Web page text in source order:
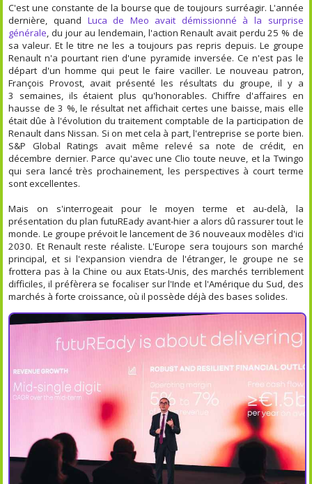
C'est une constante de la bourse que de toujours surréagir. L'année
dernière, quand Luca de Meo avait démissionné à la surprise
générale, du jour au lendemain, l'action Renault avait perdu 25 % de
sa valeur. Et le titre ne les a toujours pas repris depuis. Le groupe
Renault n'a pourtant rien d'une pyramide inversée. Ce n'est pas le
départ d'un homme qui peut le faire vaciller. Le nouveau patron,
François Provost, avait présenté les résultats du groupe, il y a
3 semaines, ils étaient plus qu'honorables. Chiffre d'affaires en
hausse de 3 %, le résultat net affichait certes une baisse, mais elle
était dûe à l'évolution du traitement comptable de la participation de
Renault dans Nissan. Si on met cela à part, l'entreprise se porte bien.
S&P Global Ratings avait même relevé sa note de crédit, en
décembre dernier. Parce qu'avec une Clio toute neuve, et la Twingo
qui sera lancé très prochainement, les perspectives à court terme
sont excellentes.
Mais on s'interrogeait pour le moyen terme et au-delà, la
présentation du plan futuREady avant-hier a alors dû rassurer tout le
monde. Le groupe prévoit le lancement de 36 nouveaux modèles d'ici
2030. Et Renault reste réaliste. L'Europe sera toujours son marché
principal, et si l'expansion viendra de l'étranger, le groupe ne se
frottera pas à la Chine ou aux Etats-Unis, des marchés terriblement
difficiles, il préfèrera se focaliser sur l'Inde et l'Amérique du Sud, des
marchés à forte croissance, où il possède déjà des bases solides.